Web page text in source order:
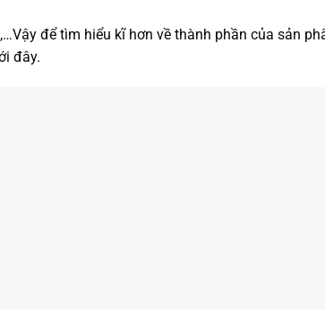
để tìm hiểu kĩ hơn về thành phần của sản
đây.